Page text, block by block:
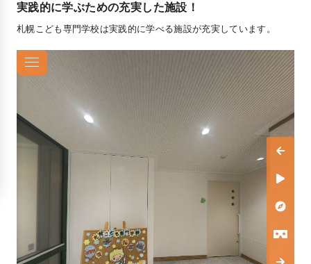
実践的に学ぶための充実した施設！
札幌こども専門学校は実践的に学べる施設が充実しています。